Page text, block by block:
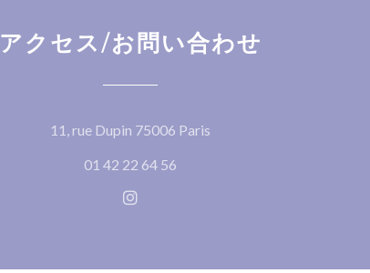
アクセス/お問い合わせ
11, rue Dupin 75006 Paris
01 42 22 64 56
Instagram ((新しいウィンドウで